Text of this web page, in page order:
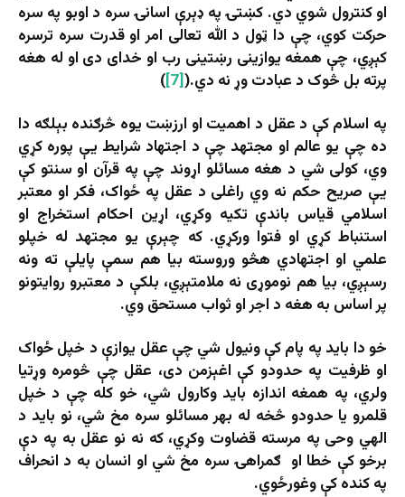
او کنترول شوي دي. کښتۍ په ډېرې اسانۍ سره د اوبو په سره
حرکت کوي، چې دا ټول د الله تعالی امر او قدرت سره ترسره
کېږي، چې همغه یوازینی رښتینی رب او خدای دی او له هغه
پرته بل څوک د عبادت وړ نه دي.([7]
)
په اسلام کې د عقل د اهمیت او ارزښت یوه څرګنده بېلګه دا
ده چې یو عالم او مجتهد چې د اجتهاد شرایط یې پوره کړي
وي، کولی شي د هغه مسائلو اړوند چې په قرآن او سنتو کې
یې صریح حکم نه وي راغلی د عقل په ځواک، فکر او معتبر
اسلامي قیاس باندې تکیه وکړي، اړین احکام استخراج او
استنباط کړي او فتوا ورکړي. که چېرې یو مجتهد له خپلو
علمي او اجتهادي هڅو وروسته بیا هم سمې پایلې ته ونه
رسېږي، بیا هم نوموړی نه ملامتېږي، بلکې د معتبرو روایتونو
پر اساس به هغه د اجر او ثواب مستحق وي.
خو دا باید په پام کې ونیول شي چې عقل یوازې د خپل ځواک
او ظرفیت په حدودو کې اغېزمن دی، عقل چې څومره وړتیا
ولري، په همغه اندازه باید وکارول شي، خو کله چې د خپل
قلمرو یا حدودو څخه له بهر مسائلو سره مخ شي، نو باید د
الهي وحی په مرسته قضاوت وکړي، که نه نو عقل به په دې
برخو کې خطا او ګمراهۍ سره مخ شي او انسان به د انحراف
په کنده کې وغورځوي.